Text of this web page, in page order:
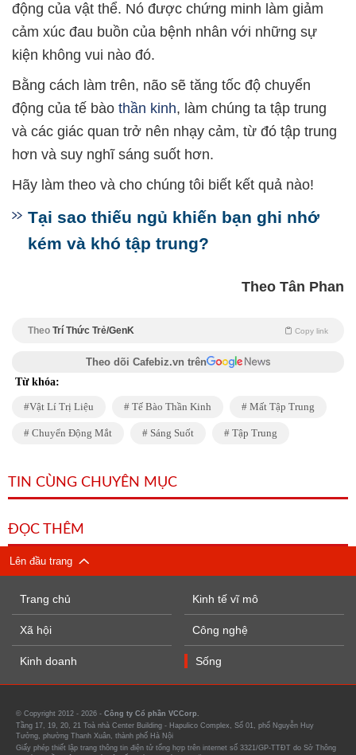
động của vật thể. Nó được chứng minh làm giảm
cảm xúc đau buồn của bệnh nhân với những sự
kiện không vui nào đó.
Bằng cách làm trên, não sẽ tăng tốc độ chuyển
động của tế bào thần kinh, làm chúng ta tập trung
và các giác quan trở nên nhạy cảm, từ đó tập trung
hơn và suy nghĩ sáng suốt hơn.
Hãy làm theo và cho chúng tôi biết kết quả nào!
Tại sao thiếu ngủ khiến bạn ghi nhớ
kém và khó tập trung?
Theo Tân Phan
Theo Trí Thức Trẻ/GenK Copy link
Theo dõi Cafebiz.vn trên
Từ khóa:
Vật Lí Trị Liệu Tế Bào Thần Kinh Mất Tập Trung
Chuyển Động Mắt Sáng Suốt Tập Trung
TIN CÙNG CHUYÊN MỤC
ĐỌC THÊM
Lên đầu trang
Trang chủ
Xã hội
Kinh doanh
Kinh tế vĩ mô
Công nghệ
Sống
© Copyright 2012 - 2026 - Công ty Cổ phần VCCorp.
Tầng 17, 19, 20, 21 Toà nhà Center Building - Hapulico Complex, Số 01, phố Nguyễn Huy
Tưởng, phường Thanh Xuân, thành phố Hà Nội
Giấy phép thiết lập trang thông tin điện tử tổng hợp trên internet số 3321/GP-TTĐT do Sở Thông